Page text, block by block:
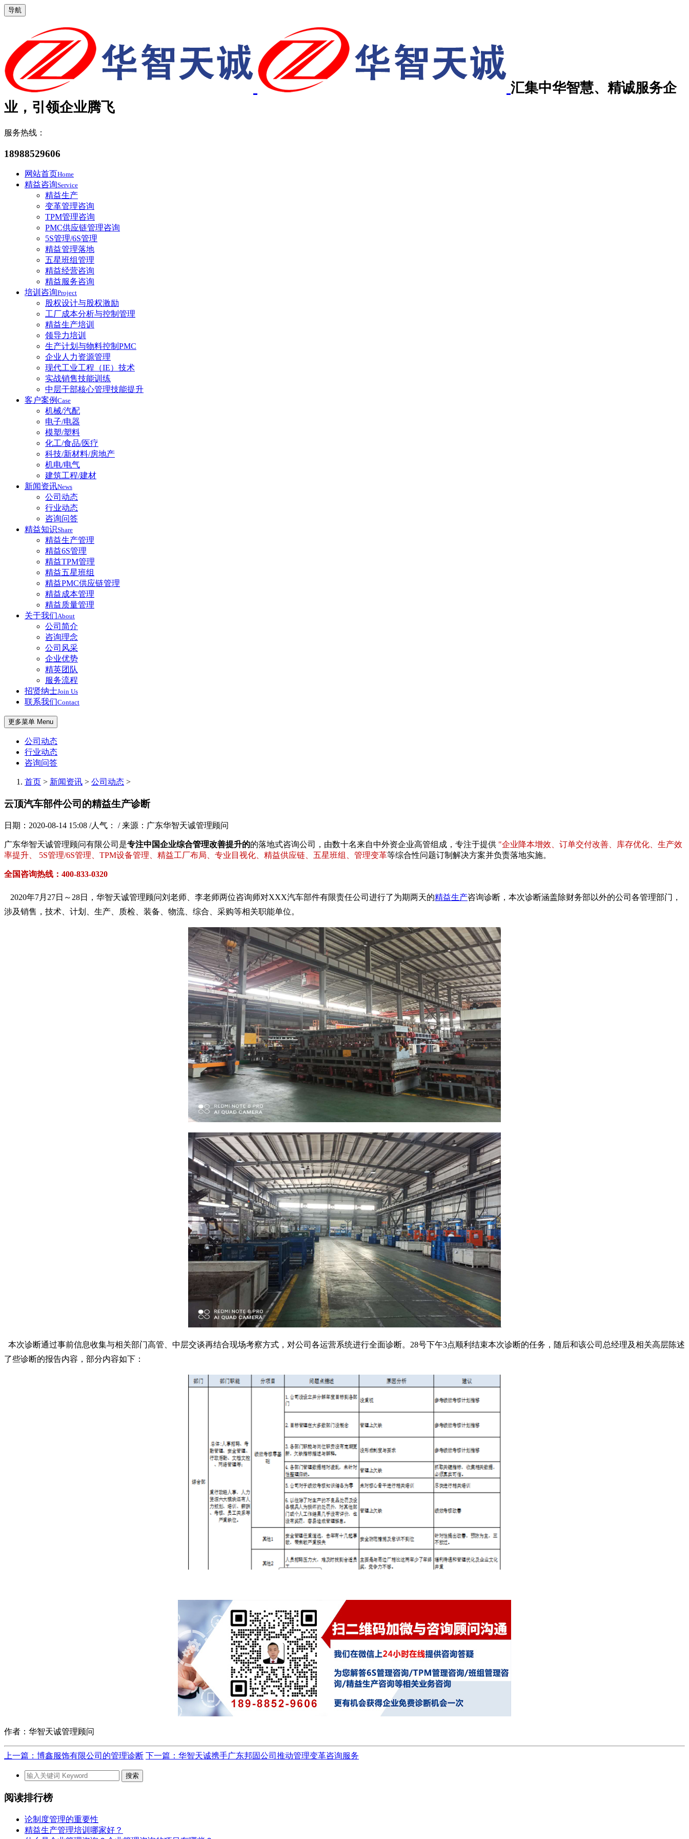
导航
汇集中华智慧、精诚服务企
业，引领企业腾飞
服务热线：
18988529606
网站首页Home
精益咨询Service
精益生产
变革管理咨询
TPM管理咨询
PMC供应链管理咨询
5S管理/6S管理
精益管理落地
五星班组管理
精益经营咨询
精益服务咨询
培训咨询Project
股权设计与股权激励
工厂成本分析与控制管理
精益生产培训
领导力培训
生产计划与物料控制PMC
企业人力资源管理
现代工业工程（IE）技术
实战销售技能训练
中层干部核心管理技能提升
客户案例 Case
机械/汽配
电子/电器
模塑/塑料
化工/食品/医疗
科技/新材料/房地产
机电/电气
建筑工程/建材
新闻资讯News
公司动态
行业动态
咨询问答
精益知识Share
精益生产管理
精益6S管理
精益TPM管理
精益五星班组
精益PMC供应链管理
精益成本管理
精益质量管理
关于我们About
公司简介
咨询理念
公司风采
企业优势
精英团队
服务流程
招贤纳士Join Us
联系我们Contact
更多菜单 Menu
公司动态
行业动态
咨询问答
首页 > 新闻资讯 > 公司动态 >
云顶汽车部件公司的精益生产诊断
日期：2020-08-14 15:08 /人气： / 来源：广东华智天诚管理顾问
广东华智天诚管理顾问有限公司是专注中国企业综合管理改善提升的的落地式咨询公司，由数十名来自中外资企业高管组成，专注于提供 "企业降本增效、订单交付改善、库存优化、生产效
率提升、 5S管理/6S管理、TPM设备管理、精益工厂布局、专业目视化、精益供应链、五星班组、管理变革等综合性问题订制解决方案并负责落地实施。
全国咨询热线：400-833-0320
2020年7月27日～28日，华智天诚管理顾问刘老师、李老师两位咨询师对XXX汽车部件有限责任公司进行了为期两天的精益生产咨询诊断，本次诊断涵盖除财务部以外的公司各管理部门，
涉及销售，技术、计划、生产、质检、装备、物流、综合、采购等相关职能单位。
本次诊断通过事前信息收集与相关部门高管、中层交谈再结合现场考察方式，对公司各运营系统进行全面诊断。28号下午3点顺利结束本次诊断的任务，随后和该公司总经理及相关高层陈述
了些诊断的报告内容，部分内容如下：
作者：华智天诚管理顾问
上一篇：博鑫服饰有限公司的管理诊断 下一篇：华智天诚携手广东邦固公司推动管理变革咨询服务
阅读排行榜
论制度管理的重要性
精益生产管理培训哪家好？